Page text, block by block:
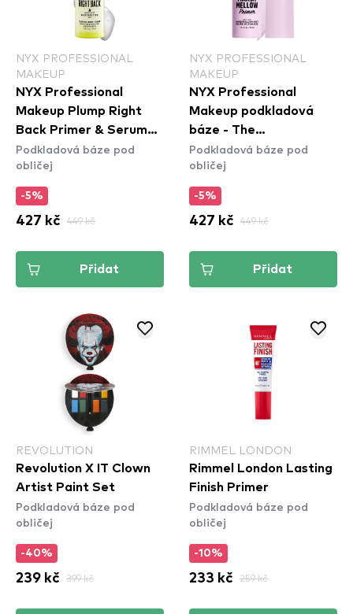
NYX PROFESSIONAL
MAKEUP
NYX Professional
Makeup Plump Right
Back Primer & Serum
(PLPRSB)
Podkladová báze pod
obličej
-5%
427 kč 449 kč
Přidat
NYX PROFESSIONAL
MAKEUP
NYX Professional
Makeup podkladová
báze - The
Marshmellow
Smoothing Primer
Podkladová báze pod
obličej
-5%
427 kč 449 kč
Přidat
REVOLUTION
Revolution X IT Clown
Artist Paint Set
Podkladová báze pod
obličej
-40%
239 kč 399 kč
RIMMEL LONDON
Rimmel London Lasting
Finish Primer
Podkladová báze pod
obličej
-10%
233 kč 259 kč